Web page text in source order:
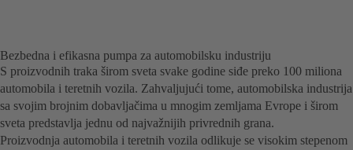
Bezbedna i efikasna pumpa za automobilsku industriju
S proizvodnih traka širom sveta svake godine siđe preko 100 miliona
automobila i teretnih vozila. Zahvaljujući tome, automobilska industrija
sa svojim brojnim dobavljačima u mnogim zemljama Evrope i širom
sveta predstavlja jednu od najvažnijih privrednih grana.
Proizvodnja automobila i teretnih vozila odlikuje se visokim stepenom